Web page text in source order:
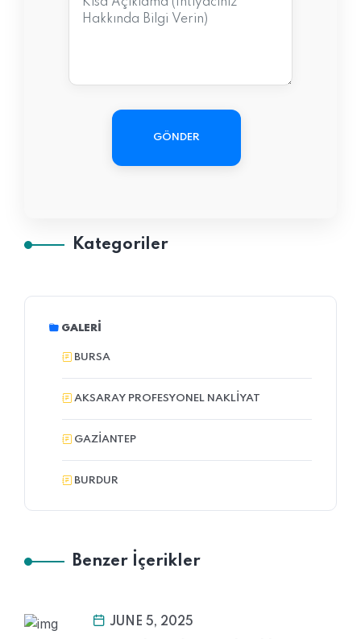
GÖNDER
Kategoriler
GALERI
BURSA
AKSARAY PROFESYONEL NAKLIYAT
GAZIANTEP
BURDUR
Benzer İçerikler
JUNE 5, 2025